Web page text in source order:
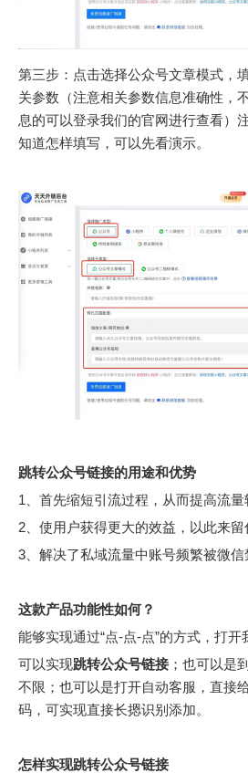
第三步：点击选择公众号文章模式，
关参数（注意相关参数信息准确性，
息的可以登录我们的官网进行查看）
知道怎样填写，可以先看演示。
跳转公众号链接的用途和优势
1、首先缩短引流过程，从而提高流量
2、使用户获得更大的效益，以此来留
3、解决了私域流量中账号频繁被微信
这款产品功能性如何？
能够实现通过“点-点-点”的方式，打开
可以实现跳转公众号链接 ；也可以是
不限；也可以是打开自动客服，直接
码，可实现直接长摁识别添加。
怎样实现跳转公众号链接